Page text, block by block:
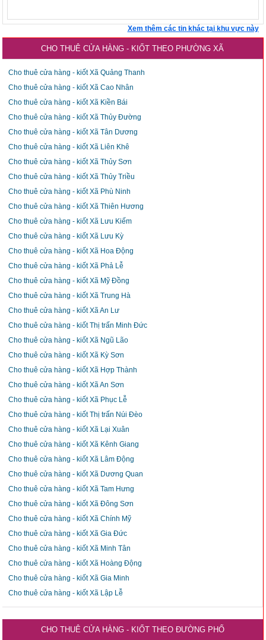
Xem thêm các tin khác tại khu vực này
CHO THUÊ CỬA HÀNG - KIỐT THEO PHƯỜNG XÃ
Cho thuê cửa hàng - kiốt Xã Quảng Thanh
Cho thuê cửa hàng - kiốt Xã Cao Nhân
Cho thuê cửa hàng - kiốt Xã Kiền Bái
Cho thuê cửa hàng - kiốt Xã Thủy Đường
Cho thuê cửa hàng - kiốt Xã Tân Dương
Cho thuê cửa hàng - kiốt Xã Liên Khê
Cho thuê cửa hàng - kiốt Xã Thủy Sơn
Cho thuê cửa hàng - kiốt Xã Thủy Triều
Cho thuê cửa hàng - kiốt Xã Phù Ninh
Cho thuê cửa hàng - kiốt Xã Thiên Hương
Cho thuê cửa hàng - kiốt Xã Lưu Kiếm
Cho thuê cửa hàng - kiốt Xã Lưu Kỳ
Cho thuê cửa hàng - kiốt Xã Hoa Động
Cho thuê cửa hàng - kiốt Xã Phả Lễ
Cho thuê cửa hàng - kiốt Xã Mỹ Đồng
Cho thuê cửa hàng - kiốt Xã Trung Hà
Cho thuê cửa hàng - kiốt Xã An Lư
Cho thuê cửa hàng - kiốt Thị trấn Minh Đức
Cho thuê cửa hàng - kiốt Xã Ngũ Lão
Cho thuê cửa hàng - kiốt Xã Kỳ Sơn
Cho thuê cửa hàng - kiốt Xã Hợp Thành
Cho thuê cửa hàng - kiốt Xã An Sơn
Cho thuê cửa hàng - kiốt Xã Phục Lễ
Cho thuê cửa hàng - kiốt Thị trấn Núi Đèo
Cho thuê cửa hàng - kiốt Xã Lại Xuân
Cho thuê cửa hàng - kiốt Xã Kênh Giang
Cho thuê cửa hàng - kiốt Xã Lâm Động
Cho thuê cửa hàng - kiốt Xã Dương Quan
Cho thuê cửa hàng - kiốt Xã Tam Hưng
Cho thuê cửa hàng - kiốt Xã Đông Sơn
Cho thuê cửa hàng - kiốt Xã Chính Mỹ
Cho thuê cửa hàng - kiốt Xã Gia Đức
Cho thuê cửa hàng - kiốt Xã Minh Tân
Cho thuê cửa hàng - kiốt Xã Hoàng Động
Cho thuê cửa hàng - kiốt Xã Gia Minh
Cho thuê cửa hàng - kiốt Xã Lập Lễ
CHO THUÊ CỬA HÀNG - KIỐT THEO ĐƯỜNG PHỐ